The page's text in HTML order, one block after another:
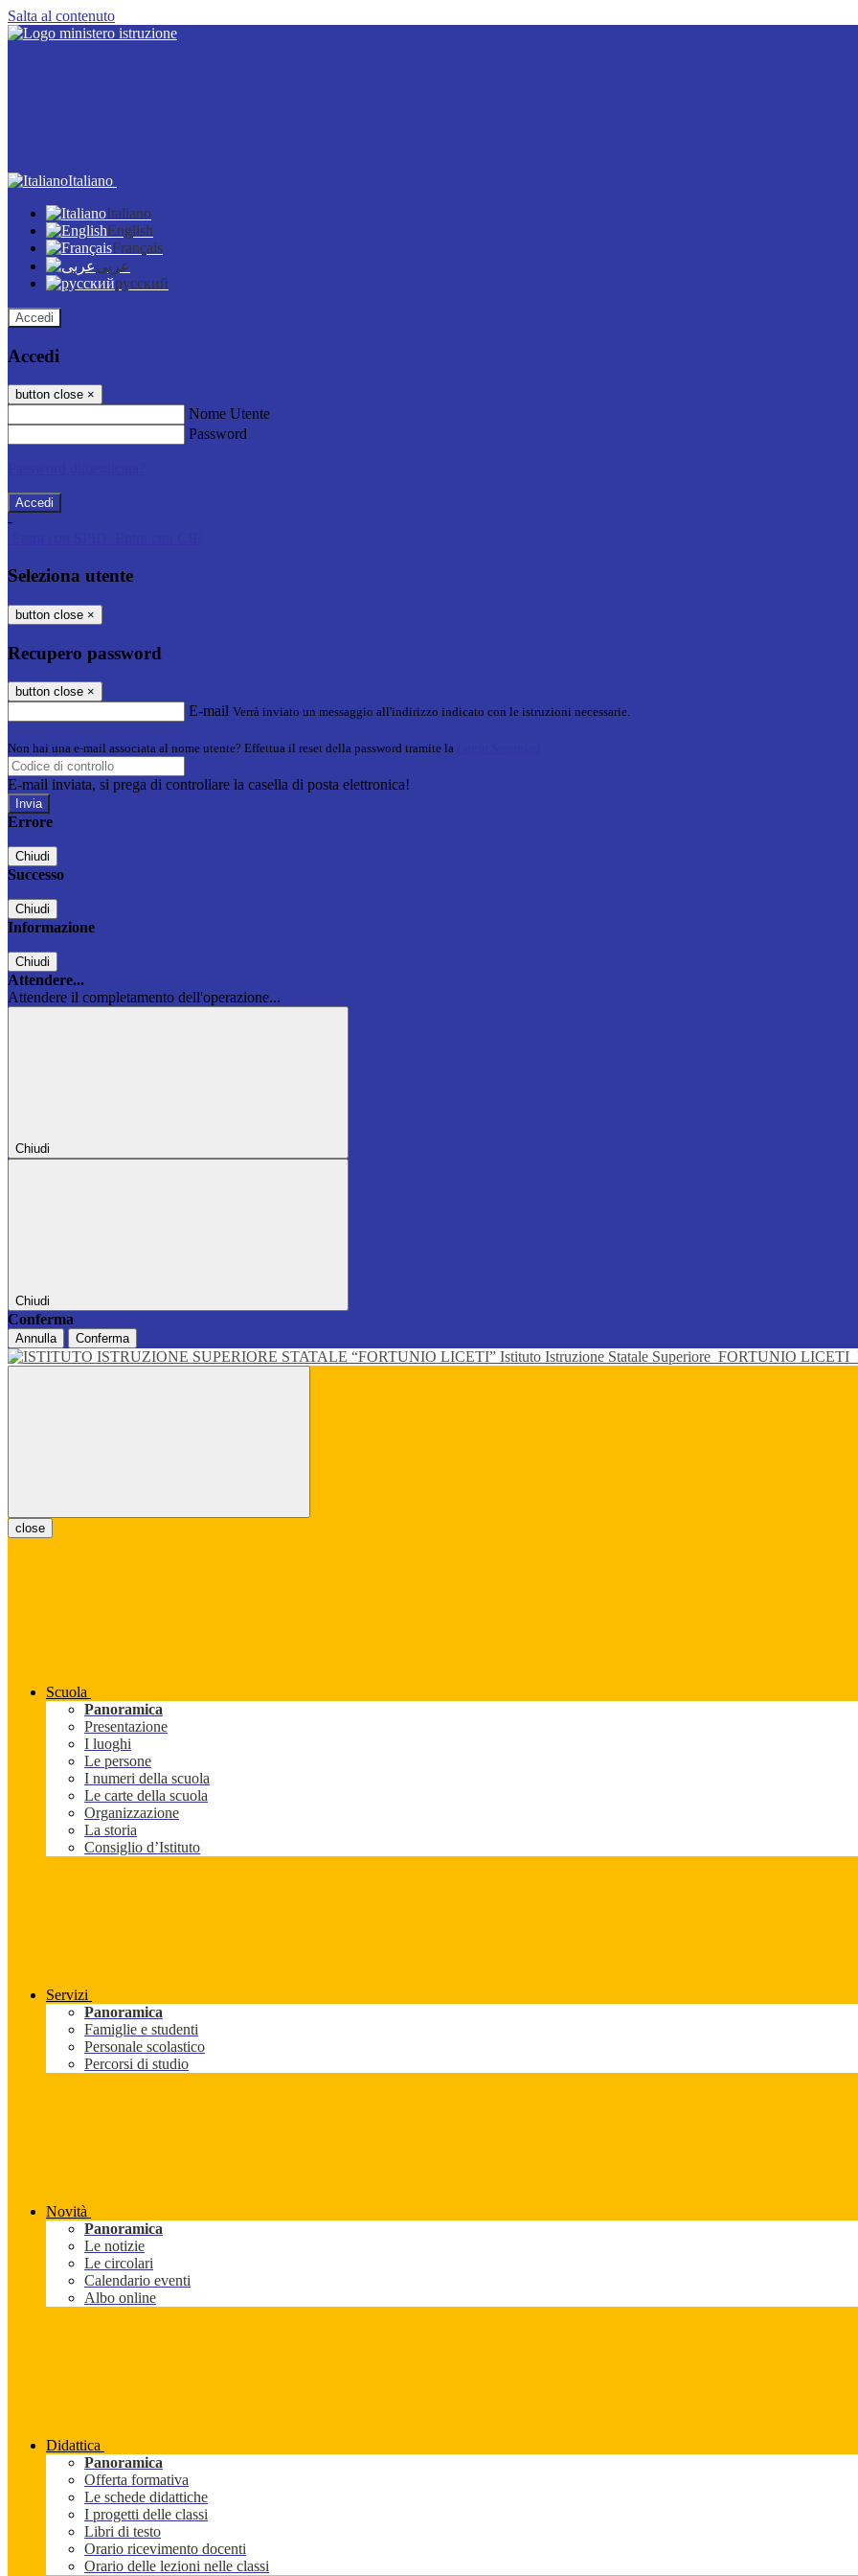
Salta al contenuto
Italiano
Italiano
English
Français
عربى
русский
Accedi
Accedi
button close ×
Nome Utente
Password
-
Seleziona utente
button close ×
Recupero password
button close ×
E-mail Verrà inviato un messaggio all'indirizzo indicato con le istruzioni necessarie.
Non hai una e-mail associata al nome utente? Effettua il reset della password tramite la
E-mail inviata, si prega di controllare la casella di posta elettronica!
Errore
Chiudi
Successo
Chiudi
Informazione
Chiudi
Attendere...
Attendere il completamento dell'operazione...
Chiudi
Chiudi
Conferma
Annulla Conferma
Istituto Istruzione Statale Superiore FORTUNIO LICETI
close
Scuola
Panoramica
Presentazione
I luoghi
Le persone
I numeri della scuola
Le carte della scuola
Organizzazione
La storia
Consiglio d’Istituto
Servizi
Panoramica
Famiglie e studenti
Personale scolastico
Percorsi di studio
Novità
Panoramica
Le notizie
Le circolari
Calendario eventi
Albo online
Didattica
Panoramica
Offerta formativa
Le schede didattiche
I progetti delle classi
Libri di testo
Orario ricevimento docenti
Orario delle lezioni nelle classi